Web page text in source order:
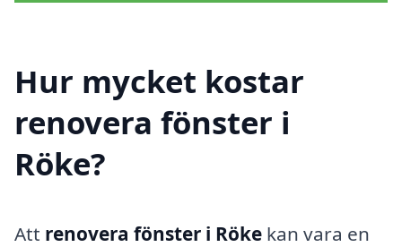
Hur mycket kostar
renovera fönster i
Röke?
Att renovera fönster i Röke kan vara en